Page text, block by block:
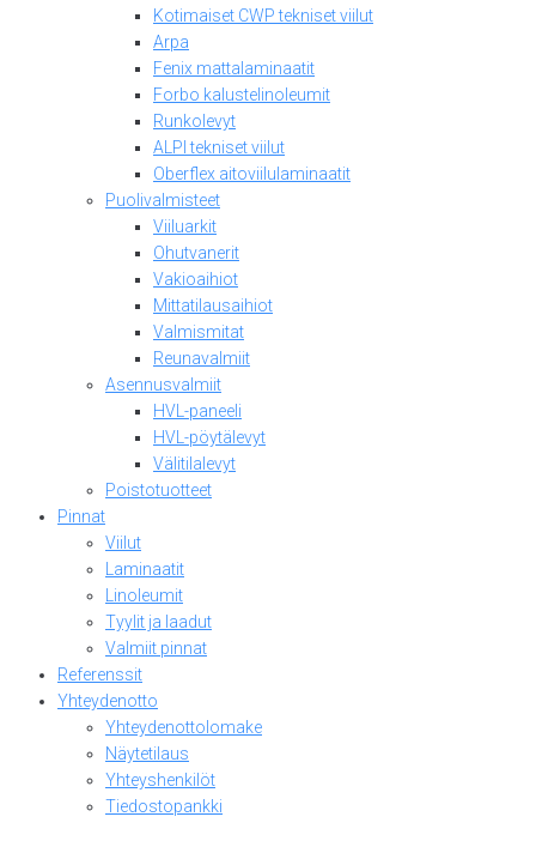
Kotimaiset CWP tekniset viilut
Arpa
Fenix mattalaminaatit
Forbo kalustelinoleumit
Runkolevyt
ALPI tekniset viilut
Oberflex aitoviilulaminaatit
Puolivalmisteet
Viiluarkit
Ohutvanerit
Vakioaihiot
Mittatilausaihiot
Valmismitat
Reunavalmiit
Asennusvalmiit
HVL-paneeli
HVL-pöytälevyt
Välitilalevyt
Poistotuotteet
Pinnat
Viilut
Laminaatit
Linoleumit
Tyylit ja laadut
Valmiit pinnat
Referenssit
Yhteydenotto
Yhteydenottolomake
Näytetilaus
Yhteyshenkilöt
Tiedostopankki